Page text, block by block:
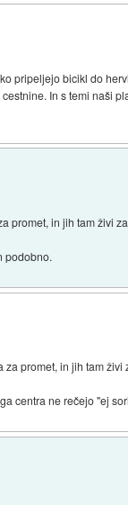
pripeljejo bicikl do
In s temi naši
promet, in jih tam živi
podobno.
promet, in jih tam
centra ne rečejo "ej